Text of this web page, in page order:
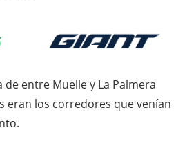
de entre Muelle y La Palmera
eran los corredores que venían